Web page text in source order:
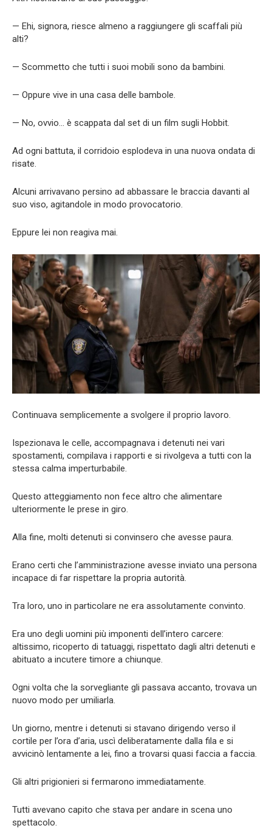
— Ehi, signora, riesce almeno a raggiungere gli scaffali più
alti?
— Scommetto che tutti i suoi mobili sono da bambini.
— Oppure vive in una casa delle bambole.
— No, ovvio… è scappata dal set di un film sugli Hobbit.
Ad ogni battuta, il corridoio esplodeva in una nuova ondata di
risate.
Alcuni arrivavano persino ad abbassare le braccia davanti al
suo viso, agitandole in modo provocatorio.
Eppure lei non reagiva mai.
Continuava semplicemente a svolgere il proprio lavoro.
Ispezionava le celle, accompagnava i detenuti nei vari
spostamenti, compilava i rapporti e si rivolgeva a tutti con la
stessa calma imperturbabile.
Questo atteggiamento non fece altro che alimentare
ulteriormente le prese in giro.
Alla fine, molti detenuti si convinsero che avesse paura.
Erano certi che l’amministrazione avesse inviato una persona
incapace di far rispettare la propria autorità.
Tra loro, uno in particolare ne era assolutamente convinto.
Era uno degli uomini più imponenti dell’intero carcere:
altissimo, ricoperto di tatuaggi, rispettato dagli altri detenuti e
abituato a incutere timore a chiunque.
Ogni volta che la sorvegliante gli passava accanto, trovava un
nuovo modo per umiliarla.
Un giorno, mentre i detenuti si stavano dirigendo verso il
cortile per l’ora d’aria, uscì deliberatamente dalla fila e si
avvicinò lentamente a lei, fino a trovarsi quasi faccia a faccia.
Gli altri prigionieri si fermarono immediatamente.
Tutti avevano capito che stava per andare in scena uno
spettacolo.